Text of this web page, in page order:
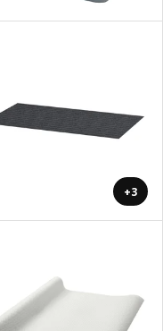
+3